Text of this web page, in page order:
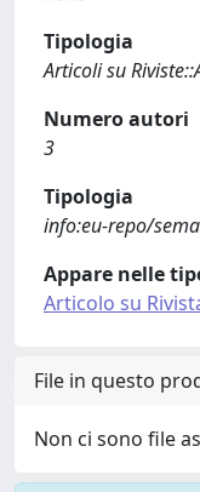
Tipologia
Articoli su
Numero autori
3
Tipologia
info:eu-repo/
Appare nelle
Articolo su
File in questo
Non ci sono file